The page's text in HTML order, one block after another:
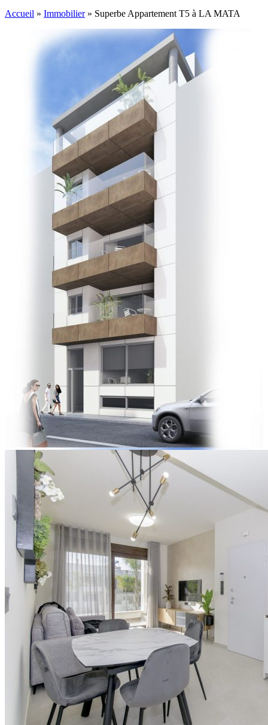
Accueil » Immobilier» Superbe Appartement T5 à LA MATA